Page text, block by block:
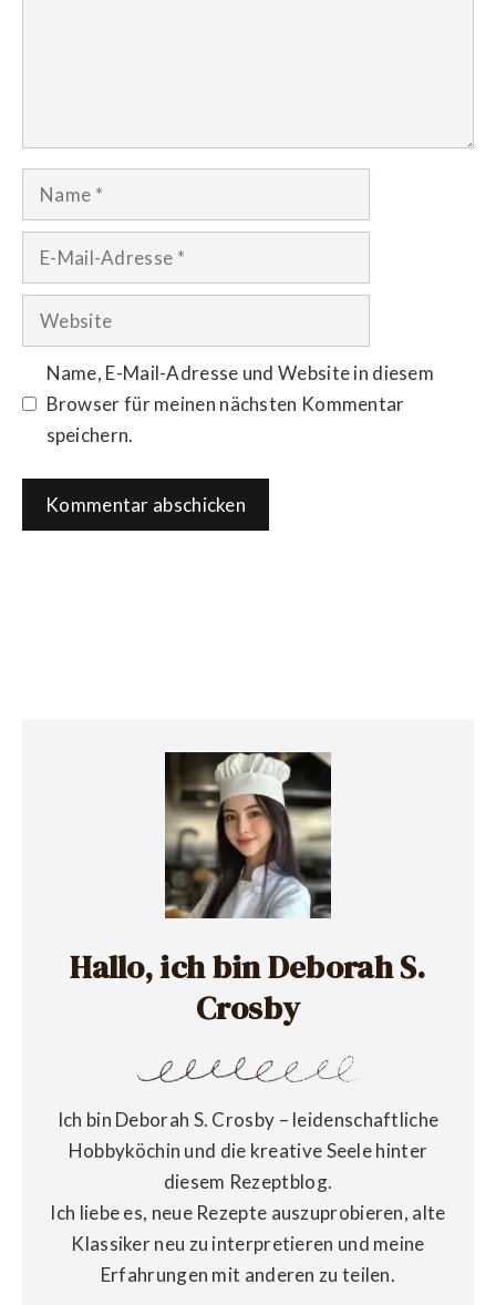
Name
Website
Name, E-Mail-Adresse und Website in diesem
Browser für meinen nächsten Kommentar
speichern.
Hallo, ich bin Deborah S.
Crosby
Ich bin Deborah S. Crosby – leidenschaftliche
Hobbyköchin und die kreative Seele hinter
diesem Rezeptblog.
Ich liebe es, neue Rezepte auszuprobieren, alte
Klassiker neu zu interpretieren und meine
Erfahrungen mit anderen zu teilen.